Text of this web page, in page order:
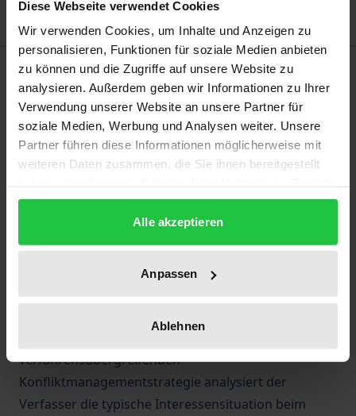
Diese Webseite verwendet Cookies
Wir verwenden Cookies, um Inhalte und Anzeigen zu
personalisieren, Funktionen für soziale Medien anbieten
zu können und die Zugriffe auf unsere Website zu
analysieren. Außerdem geben wir Informationen zu Ihrer
Verwendung unserer Website an unsere Partner für
soziale Medien, Werbung und Analysen weiter. Unsere
Partner führen diese Informationen möglicherweise mit
weiteren Daten zusammen, die Sie ihnen bereitgestellt
gesammelt haben.
Alle akzeptieren
Anpassen
Ablehnen
Beschreibung
Die persönliche Verbundenheit der Akteure in
Familienunternehmen führt häufig dazu, dass sich
Konflikte zu langwierigen, komplexen und letztlich
entwickeln. Die Lösung einer solchen Situation
erfordert eine flexible Anwendungsstrategie, die aus
der Vielzahl der gerichtlichen und
außergerichtlichen Streitbeilegungsverfahren
systematisch das für den Konflikt passende
verfahrensübergreifenden
Konfliktmanagementstrategie analysiert der
Verfasser die typische Interessensituation beim